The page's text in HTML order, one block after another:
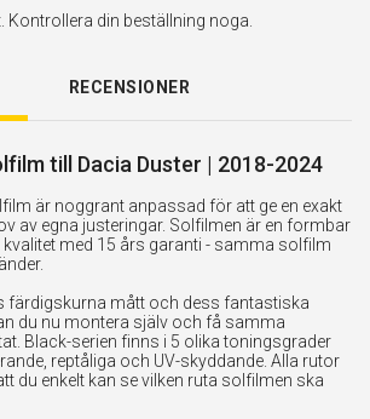
Kontrollera din beställning noga.
RECENSIONER
till Dacia Duster | 2018-2024
är noggrant anpassad för att ge en exakt
av egna justeringar. Solfilmen är en formbar
med 15 års garanti - samma solfilm
färdigskurna mått och dess fantastiska
du nu montera själv och få samma
Black-serien finns i 5 olika toningsgrader
reptåliga och UV-skyddande. Alla rutor
du enkelt kan se vilken ruta solfilmen ska